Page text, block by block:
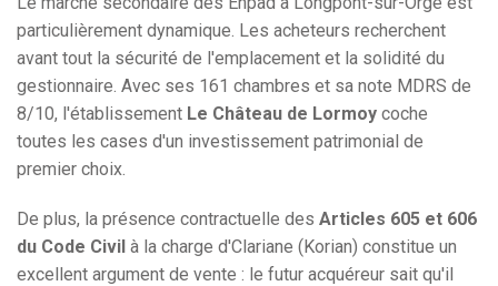
particulièrement dynamique. Les acheteurs recherchent
avant tout la sécurité de l'emplacement et la solidité du
gestionnaire. Avec ses 161 chambres et sa note MDRS de
8/10, l'établissement Le Château de Lormoy coche
toutes les cases d'un investissement patrimonial de
premier choix.
De plus, la présence contractuelle des Articles 605 et 606
du Code Civil à la charge d'Clariane (Korian) constitue un
excellent argument de vente : le futur acquéreur sait qu'il